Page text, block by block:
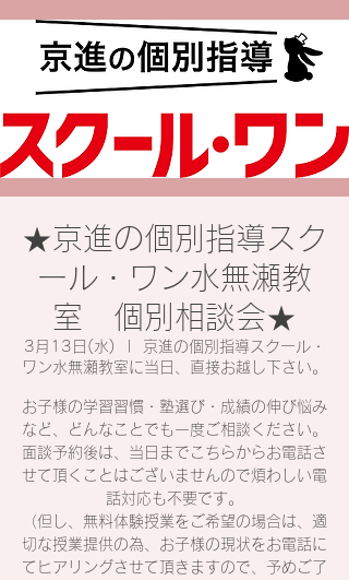
★京進の個別指導スク
ール・ワン水無瀬教
室 個別相談会★
3月13日(水)
京進の個別指導スクール・
ワン水無瀬教室に当日、直接お越し下さい。
お子様の学習習慣・塾選び・成績の伸び悩み
など、どんなことでも一度ご相談ください。
面談予約後は、当日までこちらからお電話さ
せて頂くことはございませんので煩わしい電
話対応も不要です。
（但し、無料体験授業をご希望の場合は、適
切な授業提供の為、お子様の現状をお電話に
てヒアリングさせて頂きますので、予めご了